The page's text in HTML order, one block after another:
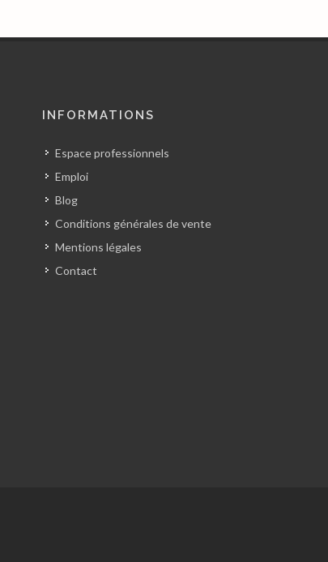
INFORMATIONS
Espace professionnels
Emploi
Blog
Conditions générales de vente
Mentions légales
Contact